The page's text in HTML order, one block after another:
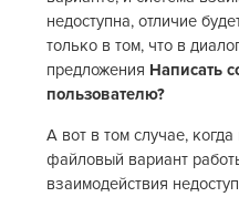
недоступна, отличие
только в том, что в
предложения Написать
пользователю?
А вот в том случае, когда
файловый вариант
взаимодействия